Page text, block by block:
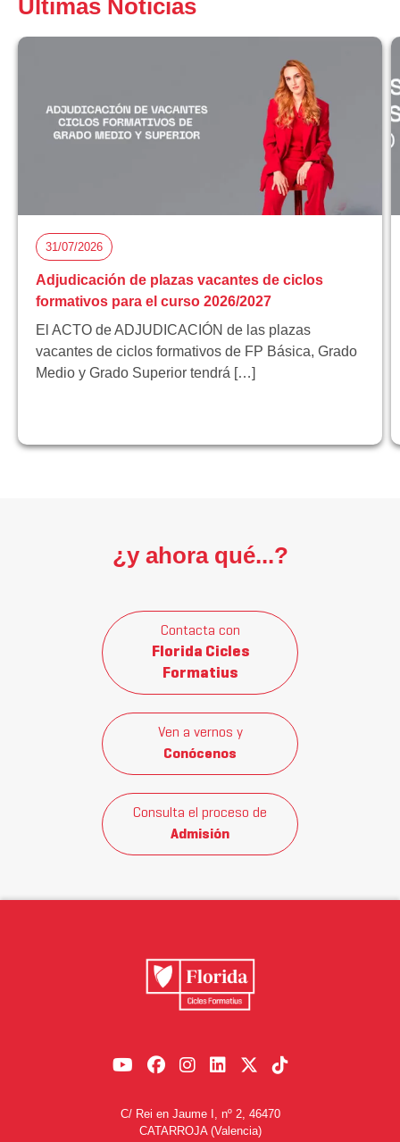
Últimas Noticias
31/07/2026
Adjudicación de plazas vacantes de ciclos
formativos para el curso 2026/2027
El ACTO de ADJUDICACIÓN de las plazas
vacantes de ciclos formativos de FP Básica, Grado
Medio y Grado Superior tendrá […]
¿y ahora qué...?
Contacta con
Florida Cicles
Formatius
Ven a vernos y
Conócenos
Consulta el proceso de
Admisión
C/ Rei en Jaume I, nº 2, 46470
CATARROJA (Valencia)